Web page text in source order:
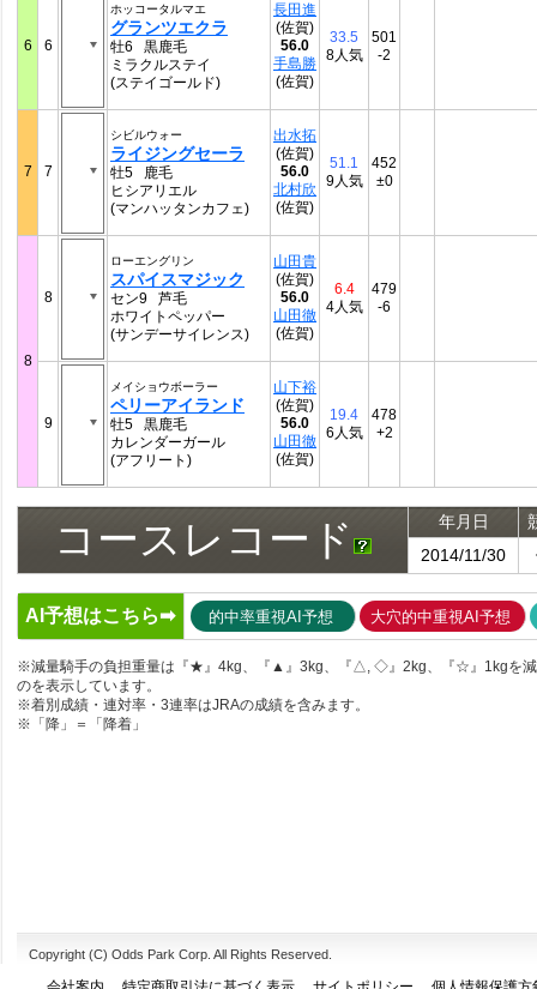
6 6
ホッコータルマエ
グランツエクラ
牡6 黒鹿毛
ミラクルステイ
(ステイゴールド)
長田進
(佐賀)
56.0
手島勝
(佐賀)
33.5
8人気
501
-2
7 7
シビルウォー
ライジングセーラ
牡5 鹿毛
ヒシアリエル
(マンハッタンカフェ)
出水拓
(佐賀)
56.0
北村欣
(佐賀)
51.1
9人気
452
±0
8
8
ローエングリン
スパイスマジック
セン9 芦毛
ホワイトペッパー
(サンデーサイレンス)
山田貴
(佐賀)
56.0
山田徹
(佐賀)
6.4
4人気
479
-6
9
メイショウボーラー
ペリーアイランド
牡5 黒鹿毛
カレンダーガール
(アフリート)
山下裕
(佐賀)
56.0
山田徹
(佐賀)
19.4
6人気
478
+2
コースレコード 年月日
2014/11/30
AI予想はこちら➡ 的中率重視AI予想 大穴的中重視AI予想
※減量騎手の負担重量は『★』4kg、『▲』3kg、『△, ◇』2kg、『☆』1kgを
のを表示しています。
※着別成績・連対率・3連率はJRAの成績を含みます。
※「降」＝「降着」
Copyright (C) Odds Park Corp. All Rights Reserved.